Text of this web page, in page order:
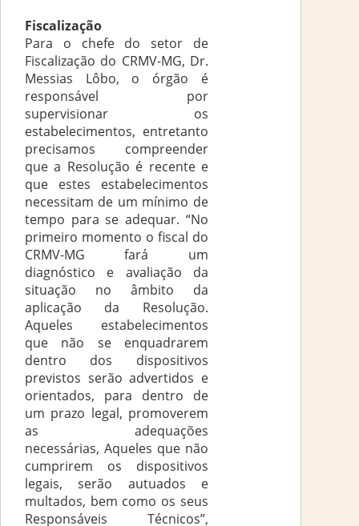
Fiscalização
Para o chefe do setor de
Fiscalização do CRMV-MG, Dr.
Messias Lôbo, o órgão é
responsável por
supervisionar os
estabelecimentos, entretanto
precisamos compreender
que a Resolução é recente e
que estes estabelecimentos
necessitam de um mínimo de
tempo para se adequar. “No
primeiro momento o fiscal do
CRMV-MG fará um
diagnóstico e avaliação da
situação no âmbito da
aplicação da Resolução.
Aqueles estabelecimentos
que não se enquadrarem
dentro dos dispositivos
previstos serão advertidos e
orientados, para dentro de
um prazo legal, promoverem
as adequações
necessárias, Aqueles que não
cumprirem os dispositivos
legais, serão autuados e
multados, bem como os seus
Responsáveis Técnicos”,